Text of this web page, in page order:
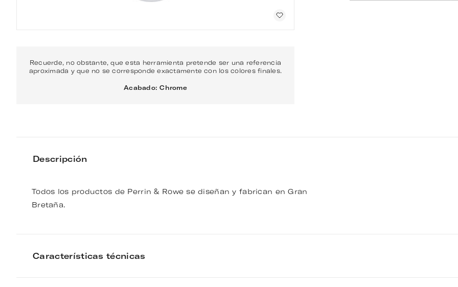
Recuerde, no obstante, que esta herramienta pretende ser una referencia
aproximada y que no se corresponde exactamente con los colores finales.
Acabado: Chrome
Descripción
Todos los productos de Perrin & Rowe se diseñan y fabrican en Gran
Bretaña.
Características técnicas